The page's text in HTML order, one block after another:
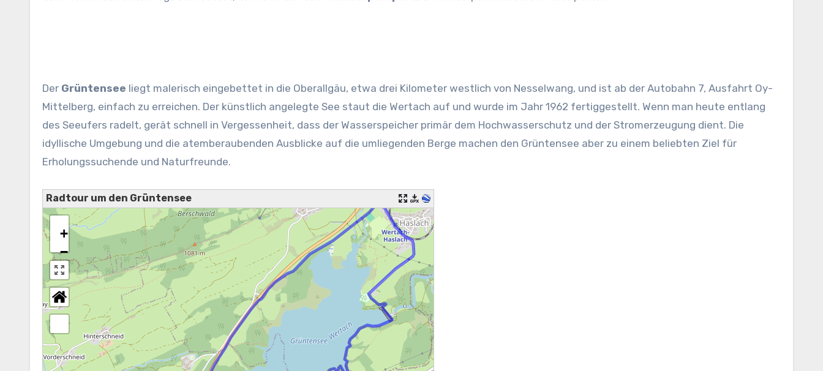
Der Grüntensee liegt malerisch eingebettet in die Oberallgäu, etwa drei Kilometer westlich von Nesselwang, und ist ab der Autobahn 7, Ausfahrt Oy-
Mittelberg, einfach zu erreichen. Der künstlich angelegte See staut die Wertach auf und wurde im Jahr 1962 fertiggestellt. Wenn man heute entlang
des Seeufers radelt, gerät schnell in Vergessenheit, dass der Wasserspeicher primär dem Hochwasserschutz und der Stromerzeugung dient. Die
idyllische Umgebung und die atemberaubenden Ausblicke auf die umliegenden Berge machen den Grüntensee aber zu einem beliebten Ziel für
Erholungssuchende und Naturfreunde.
Radtour um den Grüntensee
+
−